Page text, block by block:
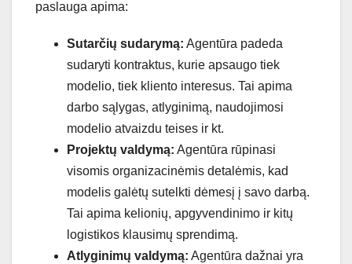
paslauga apima:
Sutarčių sudarymą: Agentūra padeda
sudaryti kontraktus, kurie apsaugo tiek
modelio, tiek kliento interesus. Tai apima
darbo sąlygas, atlyginimą, naudojimosi
modelio atvaizdu teises ir kt.
Projektų valdymą: Agentūra rūpinasi
visomis organizacinėmis detalėmis, kad
modelis galėtų sutelkti dėmesį į savo darbą.
Tai apima kelionių, apgyvendinimo ir kitų
logistikos klausimų sprendimą.
Atlyginimų valdymą: Agentūra dažnai yra